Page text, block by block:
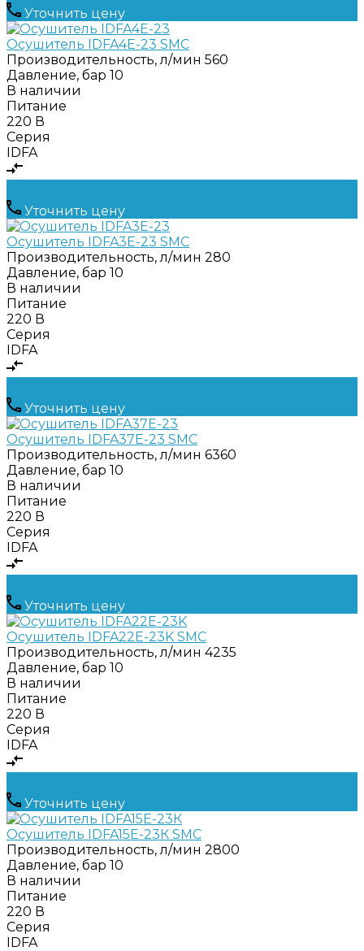
Уточнить цену
Осушитель IDFA4E-23 SMC
Производительность, л/мин 560
Давление, бар 10
В наличии
Питание
220 В
Серия
IDFA
Уточнить цену
Осушитель IDFA3E-23 SMC
Производительность, л/мин 280
Давление, бар 10
В наличии
Питание
220 В
Серия
IDFA
Уточнить цену
Осушитель IDFA37E-23 SMC
Производительность, л/мин 6360
Давление, бар 10
В наличии
Питание
220 В
Серия
IDFA
Уточнить цену
Осушитель IDFA22E-23K SMC
Производительность, л/мин 4235
Давление, бар 10
В наличии
Питание
220 В
Серия
IDFA
Уточнить цену
Осушитель IDFA15E-23К SMC
Производительность, л/мин 2800
Давление, бар 10
В наличии
Питание
220 В
Серия
IDFA